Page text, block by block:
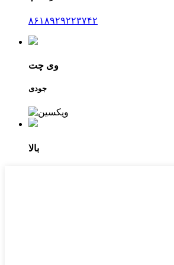
۸۶۱۸۹۲۹۲۲۳۷۴۲
وی چت
جودی
بالا